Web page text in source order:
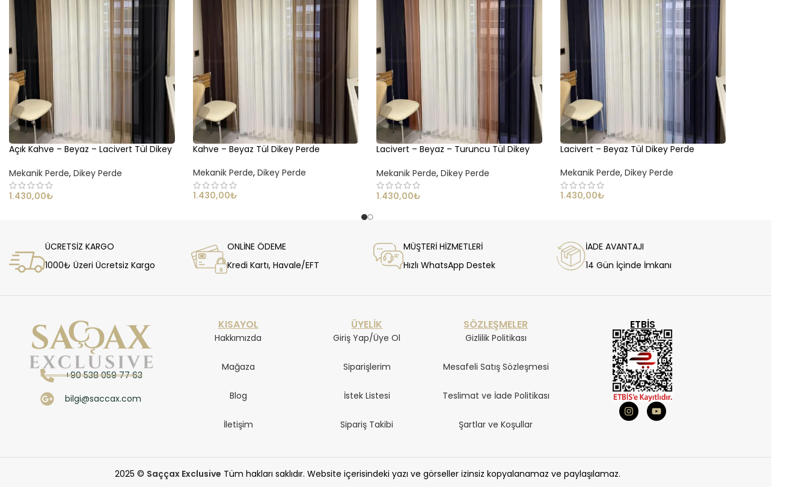
Açık Kahve – Beyaz – Lacivert Tül Dikey
Mekanik Perde, Dikey Perde
1.430,00₺
Kahve – Beyaz Tül Dikey Perde
Mekanik Perde, Dikey Perde
1.430,00₺
Lacivert – Beyaz – Turuncu Tül Dikey
Mekanik Perde, Dikey Perde
1.430,00₺
Lacivert – Beyaz Tül Dikey Perde
Mekanik Perde, Dikey Perde
1.430,00₺
ÜCRETSİZ KARGO
1000₺ Üzeri Ücretsiz Kargo
ONLİNE ÖDEME
Kredi Kartı, Havale/EFT
MÜŞTERİ HİZMETLERİ
Hızlı WhatsApp Destek
İADE AVANTAJI
14 Gün İçinde İmkanı
+90 538 059 77 63
bilgi@saccax.com
KISAYOL
Hakkımızda
Mağaza
Blog
İletişim
ÜYELİK
Giriş Yap/Üye Ol
Siparişlerim
İstek Listesi
Sipariş Takibi
SÖZLEŞMELER
Gizlilik Politikası
Mesafeli Satış Sözleşmesi
Teslimat ve İade Politikası
Şartlar ve Koşullar
ETBIS
2025 © Saççax Exclusive Tüm hakları saklıdır. Website içerisindeki yazı ve görseller izinsiz kopyalanamaz ve paylaşılamaz.